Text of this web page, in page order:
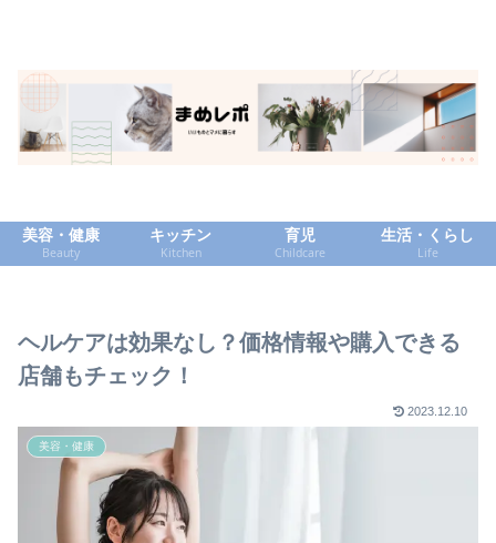
美容・健康
Beauty
キッチン
Kitchen
育児
Childcare
生活・くらし
Life
ヘルケアは効果なし？価格情報や購入できる
店舗もチェック！
2023.12.10
美容・健康